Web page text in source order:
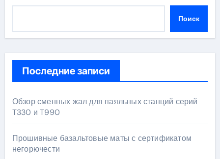
Поиск
Последние записи
Обзор сменных жал для паяльных станций серий
T330 и T990
Прошивные базальтовые маты с сертификатом
негорючести